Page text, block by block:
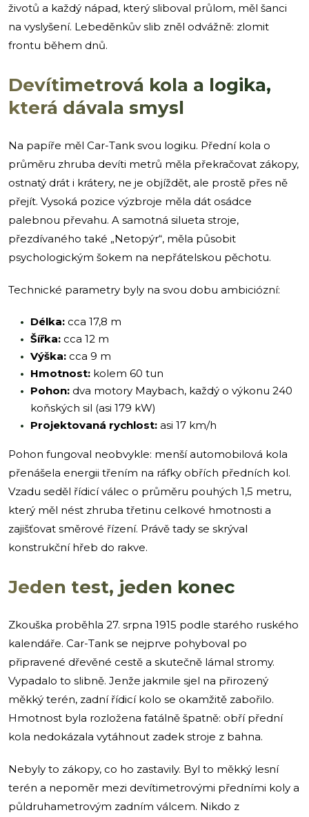
životů a každý nápad, který sliboval průlom, měl šanci
na vyslyšení. Lebeděnkův slib zněl odvážně: zlomit
frontu během dnů.
Devítimetrová kola a logika,
která dávala smysl
Na papíře měl Car-Tank svou logiku. Přední kola o
průměru zhruba devíti metrů měla překračovat zákopy,
ostnatý drát i krátery, ne je objíždět, ale prostě přes ně
přejít. Vysoká pozice výzbroje měla dát osádce
palebnou převahu. A samotná silueta stroje,
přezdívaného také „Netopýr“, měla působit
psychologickým šokem na nepřátelskou pěchotu.
Technické parametry byly na svou dobu ambiciózní:
Délka: cca 17,8 m
Šířka: cca 12 m
Výška: cca 9 m
Hmotnost: kolem 60 tun
Pohon: dva motory Maybach, každý o výkonu 240
koňských sil (asi 179 kW)
Projektovaná rychlost: asi 17 km/h
Pohon fungoval neobvykle: menší automobilová kola
přenášela energii třením na ráfky obřích předních kol.
Vzadu seděl řídicí válec o průměru pouhých 1,5 metru,
který měl nést zhruba třetinu celkové hmotnosti a
zajišťovat směrové řízení. Právě tady se skrýval
konstrukční hřeb do rakve.
Jeden test, jeden konec
Zkouška proběhla 27. srpna 1915 podle starého ruského
kalendáře. Car-Tank se nejprve pohyboval po
připravené dřevěné cestě a skutečně lámal stromy.
Vypadalo to slibně. Jenže jakmile sjel na přirozený
měkký terén, zadní řídicí kolo se okamžitě zabořilo.
Hmotnost byla rozložena fatálně špatně: obří přední
kola nedokázala vytáhnout zadek stroje z bahna.
Nebyly to zákopy, co ho zastavily. Byl to měkký lesní
terén a nepoměr mezi devítimetrovými předními koly a
půldruhametrovým zadním válcem. Nikdo z